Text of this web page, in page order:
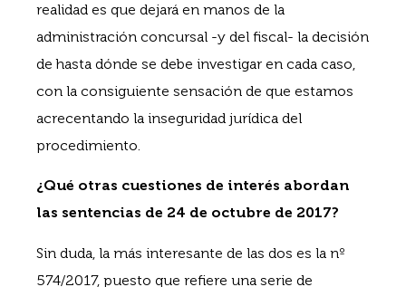
realidad es que dejará en manos de la
administración concursal -y del fiscal- la decisión
de hasta dónde se debe investigar en cada caso,
con la consiguiente sensación de que estamos
acrecentando la inseguridad jurídica del
procedimiento.
¿Qué otras cuestiones de interés abordan
las sentencias de 24 de octubre de 2017?
Sin duda, la más interesante de las dos es la nº
574/2017, puesto que refiere una serie de